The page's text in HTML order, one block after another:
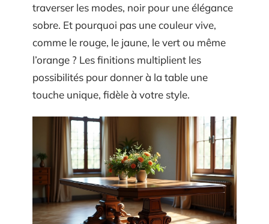
traverser les modes, noir pour une élégance
sobre. Et pourquoi pas une couleur vive,
comme le rouge, le jaune, le vert ou même
l’orange ? Les finitions multiplient les
possibilités pour donner à la table une
touche unique, fidèle à votre style.